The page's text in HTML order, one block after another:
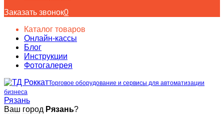
Заказать звонок0
Каталог товаров
Онлайн-кассы
Блог
Инструкции
Фотогалерея
Торговое оборудование и сервисы для автоматизации
бизнеса
Рязань
Ваш город Рязань?